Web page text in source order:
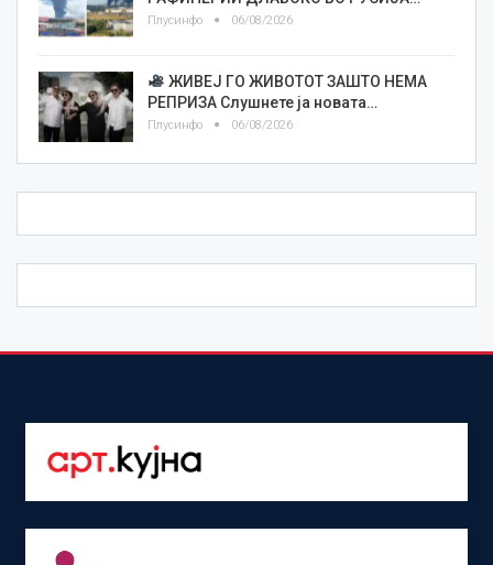
Плусинфо 06/08/2026
ЖИВЕЈ ГО ЖИВОТОТ ЗАШТО НЕМА
РЕПРИЗА Слушнете ја новата…
Плусинфо 06/08/2026